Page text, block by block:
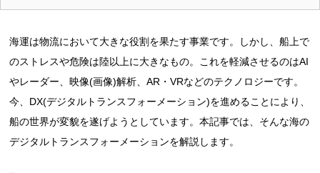
海運は物流において大きな役割を果たす事業です。しかし、船上で
のストレスや危険は陸以上に大きなもの。これを軽減させるのはAI
やレーダー、映像(画像)解析、AR・VRなどのテクノロジーです。
今、DX(デジタルトランスフォーメーション)を進めることにより、
船の世界が変貌を遂げようとしています。本記事では、そんな海の
デジタルトランスフォーメーションを解説します。